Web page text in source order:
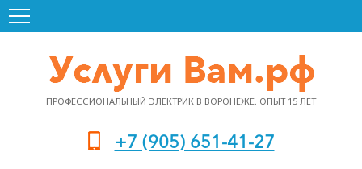
ПРОФЕССИОНАЛЬНЫЙ ЭЛЕКТРИК В ВОРОНЕЖЕ. ОПЫТ 15 ЛЕТ
+7 (905) 651-41-27